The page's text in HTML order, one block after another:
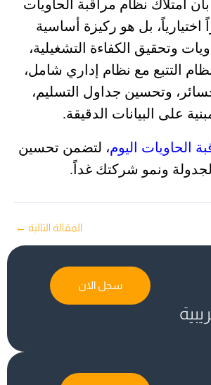
امتلاك نظام مراقبة الحاويات
اختيارياً، بل هو ركيزة أساسية
وتحقيق الكفاءة التشغيلية،
التتبع مع نظام إداري شامل،
وتحسين جداول التسليم،
على البيانات الدقيقة.
الحاويات اليوم، لتضمن تحسين
ونمو شركتك غداً.
المقالة التالية ←
سجل الان